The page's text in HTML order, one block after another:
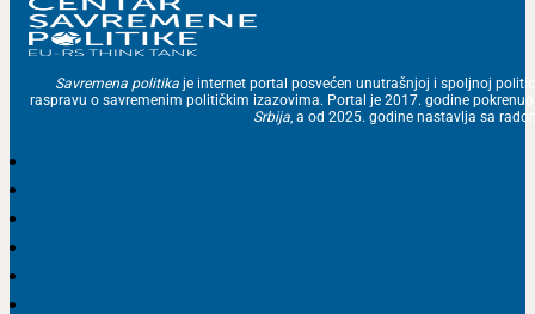
Savremena politika je internet portal posvećen unutrašnjoj i spoljnoj
raspravu o savremenim političkim izazovima. Portal je 2017. godine
Srbija, a od 2025. godine nastavlja sa